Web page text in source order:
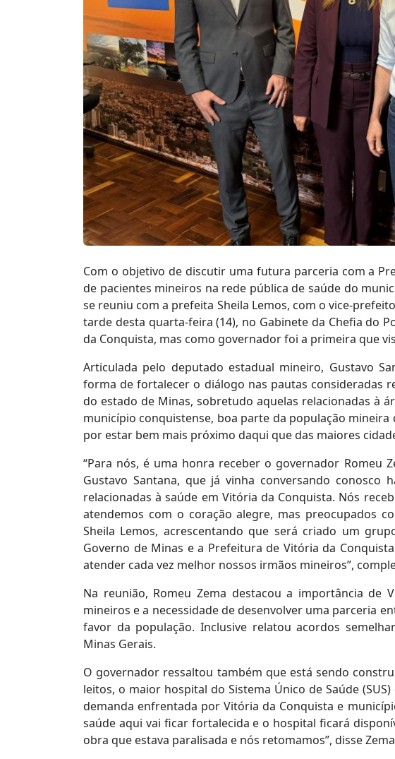
Com o objetivo de discutir uma futura parceria com a
de pacientes mineiros na rede pública de saúde do
se reuniu com a prefeita Sheila Lemos, com o vice-
tarde desta quarta-feira (14), no Gabinete da Chefia do
da Conquista, mas como governador foi a primeira que
Articulada pelo deputado estadual mineiro, Gustavo
forma de fortalecer o diálogo nas pautas consideradas
do estado de Minas, sobretudo aquelas relacionadas à
município conquistense, boa parte da população
por estar bem mais próximo daqui que das maiores
“Para nós, é uma honra receber o governador Romeu
Gustavo Santana, que já vinha conversando
relacionadas à saúde em Vitória da Conquista. Nós
atendemos com o coração alegre, mas preocupados
Sheila Lemos, acrescentando que será criado um
Governo de Minas e a Prefeitura de Vitória da
atender cada vez melhor nossos irmãos mineiros”,
Na reunião, Romeu Zema destacou a importância de
mineiros e a necessidade de desenvolver uma parceria
favor da população. Inclusive relatou acordos
Minas Gerais.
O governador ressaltou também que está sendo
leitos, o maior hospital do Sistema Único de Saúde
demanda enfrentada por Vitória da Conquista e
saúde aqui vai ficar fortalecida e o hospital ficará
obra que estava paralisada e nós retomamos”, disse